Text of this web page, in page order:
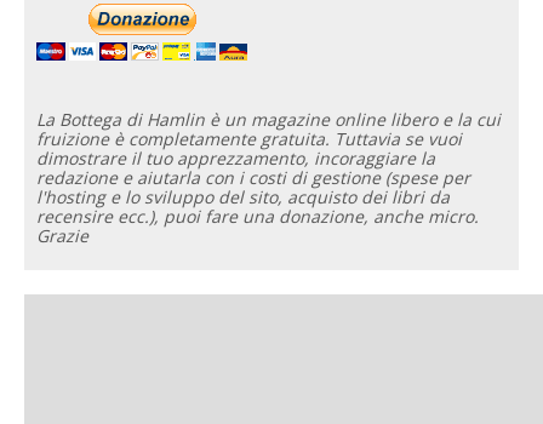
La Bottega di Hamlin è un magazine online libero e la cui
fruizione è completamente gratuita. Tuttavia se vuoi
dimostrare il tuo apprezzamento, incoraggiare la
redazione e aiutarla con i costi di gestione (spese per
l'hosting e lo sviluppo del sito, acquisto dei libri da
recensire ecc.), puoi fare una donazione, anche micro.
Grazie